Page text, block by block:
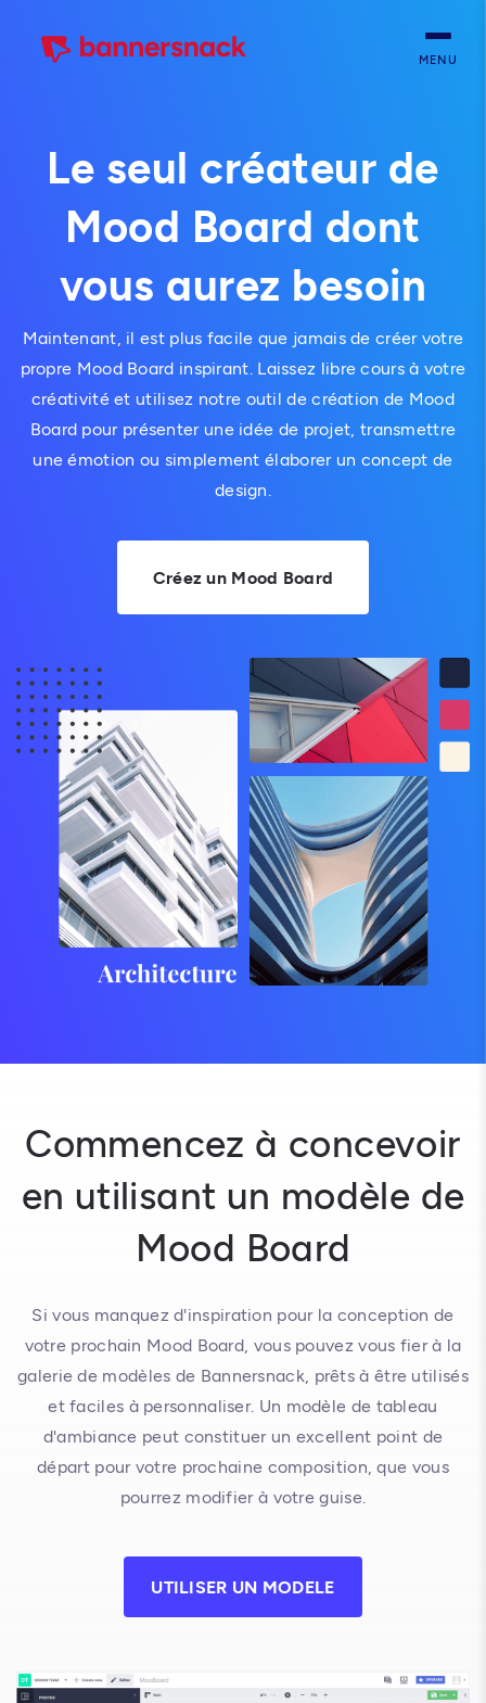
MENU
Le seul créateur de
Mood Board dont
vous aurez besoin
Maintenant, il est plus facile que jamais de créer votre
propre Mood Board inspirant. Laissez libre cours à votre
créativité et utilisez notre outil de création de Mood
Board pour présenter une idée de projet, transmettre
une émotion ou simplement élaborer un concept de
design.
Créez un Mood Board
Commencez à concevoir
en utilisant un modèle de
Mood Board
Si vous manquez d'inspiration pour la conception de
votre prochain Mood Board, vous pouvez vous fier à la
galerie de modèles de Bannersnack, prêts à être utilisés
et faciles à personnaliser. Un modèle de tableau
d'ambiance peut constituer un excellent point de
départ pour votre prochaine composition, que vous
pourrez modifier à votre guise.
UTILISER UN MODELE